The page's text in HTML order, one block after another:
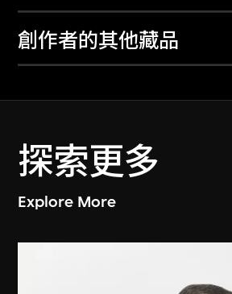
創作者的其他藏品
探索更多
Explore More